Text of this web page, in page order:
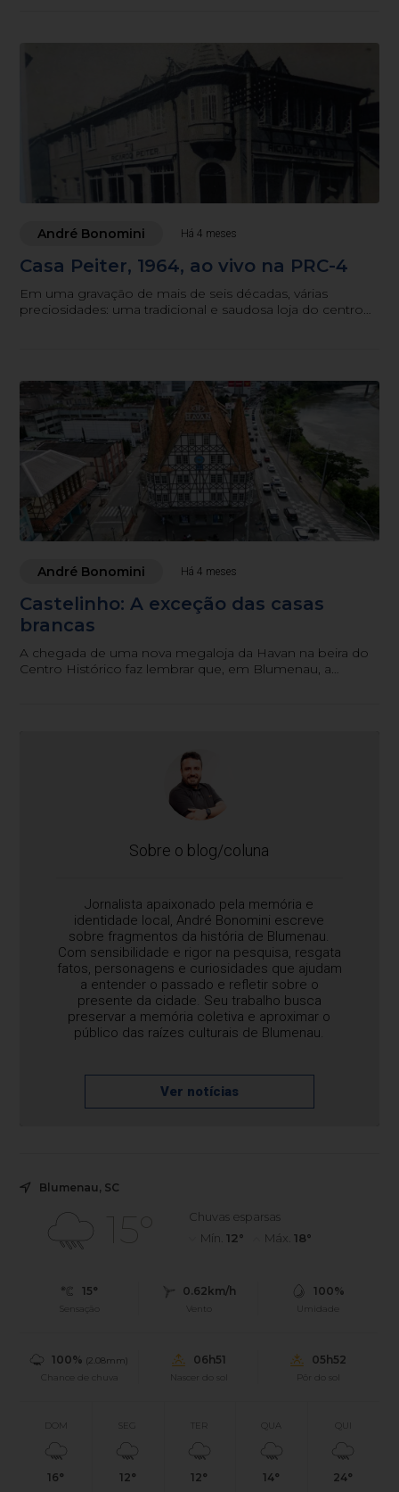
André Bonomini Há 4 meses
Casa Peiter, 1964, ao vivo na PRC-4
Em uma gravação de mais de seis décadas, várias
preciosidades: uma tradicional e saudosa loja do centro
André Bonomini Há 4 meses
Castelinho: A exceção das casas
brancas
A chegada de uma nova megaloja da Havan na beira do
Centro Histórico faz lembrar que, em Blumenau, a
Sobre o blog/coluna
Jornalista apaixonado pela memória e
identidade local, André Bonomini escreve
sobre fragmentos da história de Blumenau.
Com sensibilidade e rigor na pesquisa, resgata
fatos, personagens e curiosidades que ajudam
a entender o passado e refletir sobre o
presente da cidade. Seu trabalho busca
preservar a memória coletiva e aproximar o
público das raízes culturais de Blumenau.
Ver notícias
Blumenau, SC
15°
Chuvas esparsas
Mín. 12° Máx. 18°
15°
Sensação
0.62km/h
Vento
100%
Umidade
100% (2.08mm)
Chance de chuva
06h51
Nascer do sol
05h52
Pôr do sol
DOM
16°
SEG
12°
TER
12°
QUA
14°
24°